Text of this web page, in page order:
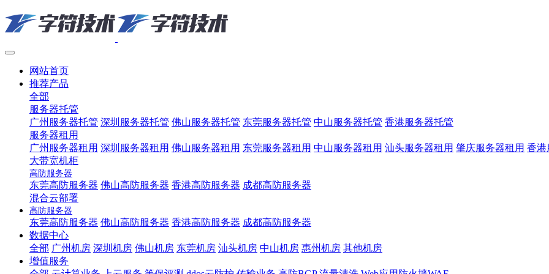
网站首页
推荐产品
全部
服务器托管
广州服务器托管 深圳服务器托管 佛山服务器托管 东莞服务器托管 中山服务器托管 香港服务器托管
服务器租用
广州服务器租用 深圳服务器租用 佛山服务器租用 东莞服务器租用 中山服务器租用 汕头服务器租用 肇庆服务器租用 香港
大带宽机柜
高防服务器
东莞高防服务器 佛山高防服务器 香港高防服务器 成都高防服务器
混合云部署
高防服务器
东莞高防服务器 佛山高防服务器 香港高防服务器 成都高防服务器
数据中心
全部 广州机房 深圳机房 佛山机房 东莞机房 汕头机房 中山机房 惠州机房 其他机房
增值服务